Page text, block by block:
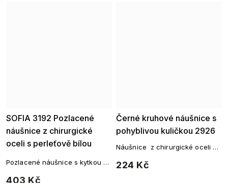
SOFIA 3192 Pozlacené
náušnice z chirurgické
oceli s perleťově bílou
Ellami
403 Kč
Pozlacené náušnice s kytkou z
Černé kruhové náušnice s
pohyblivou kuličkou 2926
224 Kč
Náušnice z chirurgické oceli v
pohyblivou kuličkou.